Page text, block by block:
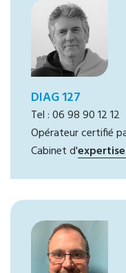
DIAG 127
Tel : 06 98 90 12 12
Opérateur certifié
Cabinet d'